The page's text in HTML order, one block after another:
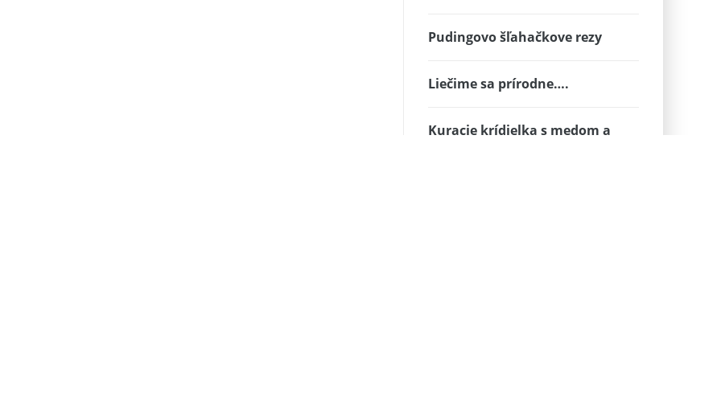
Pudingovo šľahačkove rezy
Liečime sa prírodne….
Kuracie krídielka s medom a